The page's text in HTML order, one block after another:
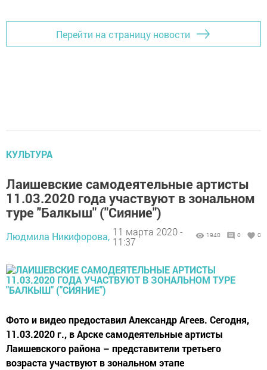
Перейти на страницу новости
КУЛЬТУРА
Лаишевские самодеятельные артисты
11.03.2020 года участвуют в зональном
туре "Балкыш" ("Сияние")
Людмила Никифорова, 11 марта 2020 -
11:37
1940 0 0
Фото и видео предоставил Александр Агеев. Сегодня,
11.03.2020 г., в Арске самодеятельные артисты
Лаишевского района – представители третьего
возраста участвуют в зональном этапе